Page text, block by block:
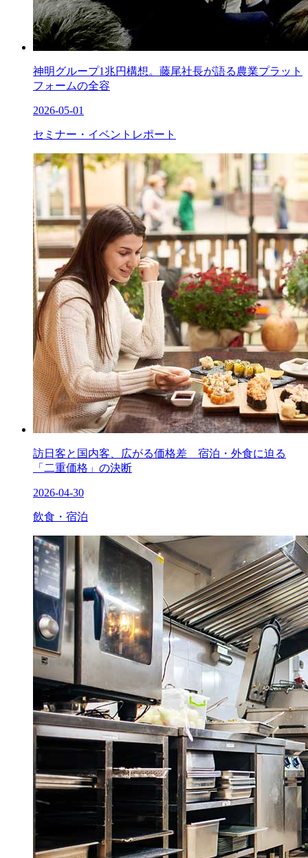
神明グループ1兆円構想。藤尾社長が語る農業プラット
フォームの全容
2026-05-01
セミナー・イベントレポート
訪日客と国内客、広がる価格差 宿泊・外食に迫る
「二重価格」の決断
2026-04-30
飲食・宿泊